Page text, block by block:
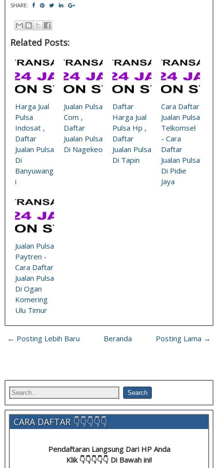
SHARE:
Related Posts:
Harga Jual
Pulsa
Indosat ,
Daftar
Jualan Pulsa
Di
Banyuwang
i
Jualan Pulsa
Com ,
Daftar
Jualan Pulsa
Di Nagekeo
Daftar
Harga Jual
Pulsa Hp ,
Daftar
Jualan Pulsa
Di Tapin
Cara Daftar
Jualan Pulsa
Telkomsel
- Cara
Daftar
Jualan Pulsa
Di Pidie
Jaya
Jualan Pulsa
Paytren -
Cara Daftar
Jualan Pulsa
Di Ogan
Komering
Ulu Timur
← Posting Lebih Baru Posting Lama →
Beranda
CARA DAFTAR 👇👇👇👇👇
Pendaftaran Langsung Dari HP Anda
Klik 👇👇👇👇👇 Di Bawah ini!